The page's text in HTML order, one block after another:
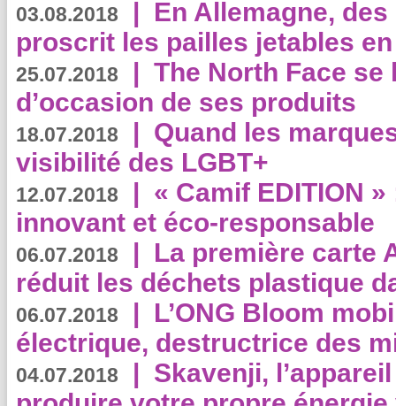
03.08.2018 | En Allemagne,
proscrit les pailles jetables
25.07.2018 | The North Face se
d’occasion de ses produits
18.07.2018 | Quand les
visibilité des LGBT+
12.07.2018 | « Camif EDITION
innovant et éco-responsable
06.07.2018 | La première carte
réduit les déchets plastique
06.07.2018 | L’ONG Bloom
électrique, destructrice des
04.07.2018 | Skavenji,